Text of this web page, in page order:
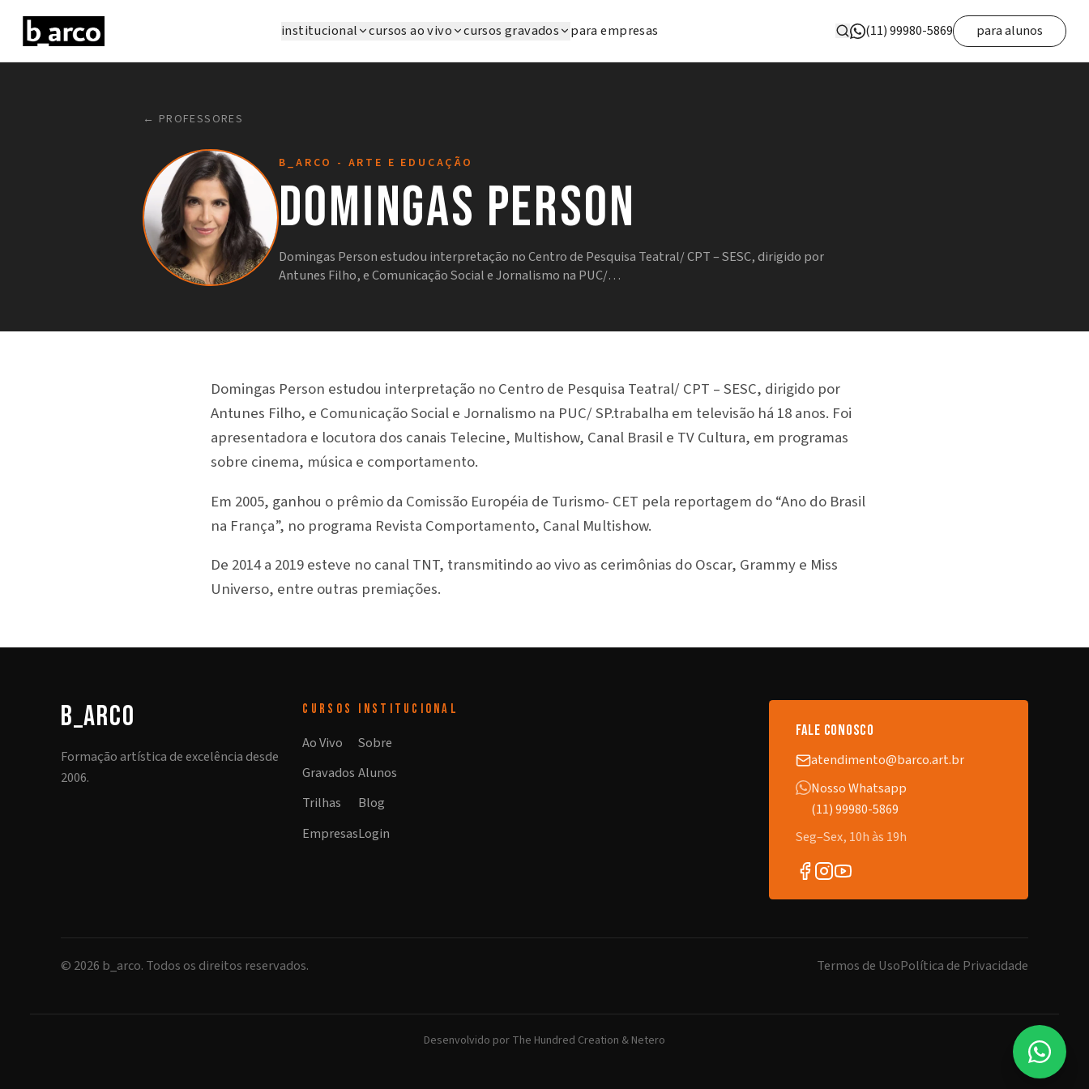
institucional cursos ao vivo cursos gravados para empresas (11) 99980-5869 para alunos
← PROFESSORES
B_ARCO - ARTE E EDUCAÇÃO
Domingas Person
Domingas Person estudou interpretação no Centro de Pesquisa Teatral/ CPT – SESC, dirigido por
Antunes Filho, e Comunicação Social e Jornalismo na PUC/…
Domingas Person estudou interpretação no Centro de Pesquisa Teatral/ CPT – SESC, dirigido por
Antunes Filho, e Comunicação Social e Jornalismo na PUC/ SP.trabalha em televisão há 18 anos. Foi
apresentadora e locutora dos canais Telecine, Multishow, Canal Brasil e TV Cultura, em programas
sobre cinema, música e comportamento.
Em 2005, ganhou o prêmio da Comissão Européia de Turismo- CET pela reportagem do “Ano do Brasil
na França”, no programa Revista Comportamento, Canal Multishow.
De 2014 a 2019 esteve no canal TNT, transmitindo ao vivo as cerimônias do Oscar, Grammy e Miss
Universo, entre outras premiações.
b_arco
Formação artística de excelência desde
2006.
CURSOS
Ao Vivo
Gravados
Trilhas
Empresas
INSTITUCIONAL
Sobre
Alunos
Blog
Login
fale conosco
atendimento@barco.art.br
Nosso Whatsapp
(11) 99980-5869
Seg–Sex, 10h às 19h
© 2026 b_arco. Todos os direitos reservados. Termos de UsoPolítica de Privacidade
Desenvolvido por The Hundred Creation & Netero